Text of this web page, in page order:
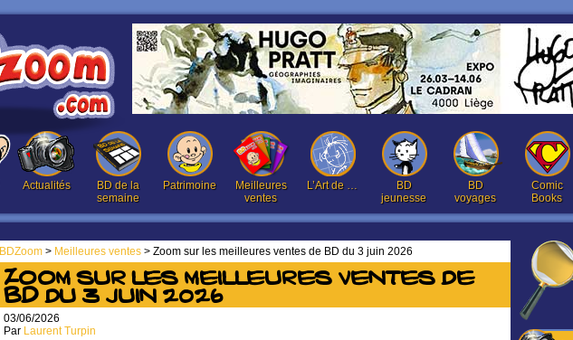
Actualités
BD de la
semaine
Patrimoine
Meilleures
ventes
L’Art de …
BD
jeunesse
BD
voyages
Comic
Books
BDZoom > Meilleures ventes > Zoom sur les meilleures ventes de BD du 3 juin 2026
Zoom sur les meilleures ventes de
BD du 3 juin 2026
03/06/2026
Par Laurent Turpin